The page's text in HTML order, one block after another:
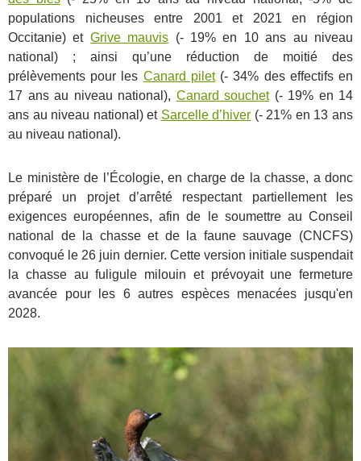
populations nicheuses entre 2001 et 2021 en région
Occitanie) et Grive mauvis (- 19% en 10 ans au niveau
national) ; ainsi qu’une réduction de moitié des
prélèvements pour les Canard pilet(- 34% des effectifs en
17 ans au niveau national), Canard souchet(- 19% en 14
ans au niveau national) et Sarcelle d’hiver (- 21% en 13 ans
au niveau national).
Le ministère de l’Écologie, en charge de la chasse, a donc
préparé un projet d’arrêté respectant partiellement les
exigences européennes, afin de le soumettre au Conseil
national de la chasse et de la faune sauvage (CNCFS)
convoqué le 26 juin dernier. Cette version initiale suspendait
la chasse au fuligule milouin et prévoyait une fermeture
avancée pour les 6 autres espèces menacées jusqu'en
2028.